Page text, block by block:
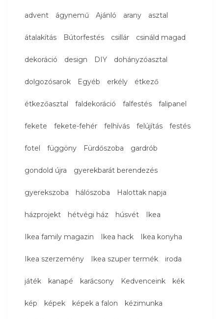
advent ágynemű Ajánló arany asztal
átalakítás Bútorfestés csillár csináld magad
dekoráció design DIY dohányzóasztal
dolgozósarok Egyéb erkély étkező
étkezőasztal faldekoráció falfestés falipanel
fekete fekete-fehér felhívás felújítás festés
fotel függöny Fürdőszoba gardrób
gondold újra gyerekbarát berendezés
gyerekszoba hálószoba Halottak napja
házprojekt hétvégi ház húsvét Ikea
Ikea family magazin Ikea hack Ikea konyha
Ikea szerzemény Ikea szuper termék iroda
játék kanapé karácsony Kedvenceink kék
kép képek képek a falon kézimunka